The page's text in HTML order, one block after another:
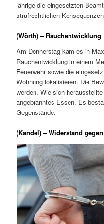
jährige die eingesetzten
strafrechtlichen
(Wörth) – Rauchentwicklung
Am Donnerstag kam es in
Rauchentwicklung in einem
Feuerwehr sowie die
Wohnung lokalisieren. Die
werden. Wie sich
angebranntes Essen. Es
Gegenstände.
(Kandel) – Widerstand